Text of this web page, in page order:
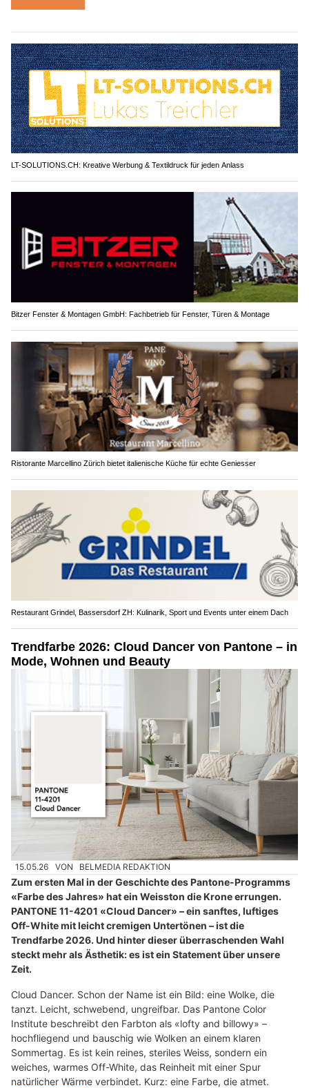
LT-SOLUTIONS.CH: Kreative Werbung & Textildruck für jeden Anlass
Bitzer Fenster & Montagen GmbH: Fachbetrieb für Fenster, Türen & Montage
Ristorante Marcellino Zürich bietet italienische Küche für echte Geniesser
Restaurant Grindel, Bassersdorf ZH: Kulinarik, Sport und Events unter einem Dach
Trendfarbe 2026: Cloud Dancer von Pantone – in
Mode, Wohnen und Beauty
15.05.26 VON BELMEDIA REDAKTION
Zum ersten Mal in der Geschichte des Pantone-Programms
«Farbe des Jahres» hat ein Weisston die Krone errungen.
PANTONE 11-4201 «Cloud Dancer» – ein sanftes, luftiges
Off-White mit leicht cremigen Untertönen – ist die
Trendfarbe 2026. Und hinter dieser überraschenden Wahl
steckt mehr als Ästhetik: es ist ein Statement über unsere
Zeit.
Cloud Dancer. Schon der Name ist ein Bild: eine Wolke, die
tanzt. Leicht, schwebend, ungreifbar. Das Pantone Color
Institute beschreibt den Farbton als «lofty and billowy» –
hochfliegend und bauschig wie Wolken an einem klaren
Sommertag. Es ist kein reines, steriles Weiss, sondern ein
weiches, warmes Off-White, das Reinheit mit einer Spur
natürlicher Wärme verbindet. Kurz: eine Farbe, die atmet.